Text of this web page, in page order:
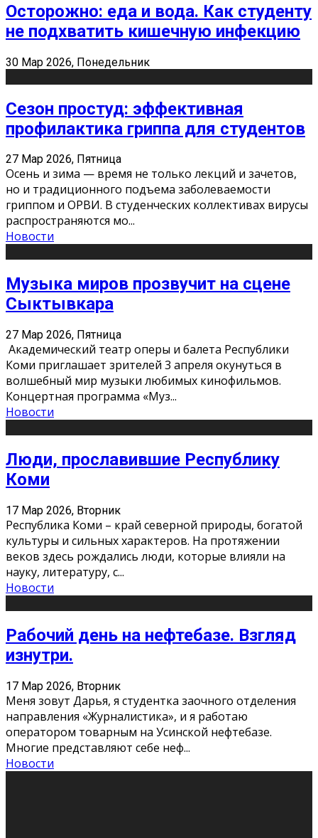
Осторожно: еда и вода. Как студенту
не подхватить кишечную инфекцию
30 Мар 2026, Понедельник
Сезон простуд: эффективная
профилактика гриппа для студентов
27 Мар 2026, Пятница
Осень и зима — время не только лекций и зачетов,
но и традиционного подъема заболеваемости
гриппом и ОРВИ. В студенческих коллективах вирусы
распространяются мо...
Новости
Музыка миров прозвучит на сцене
Сыктывкара
27 Мар 2026, Пятница
Академический театр оперы и балета Республики
Коми приглашает зрителей 3 апреля окунуться в
волшебный мир музыки любимых кинофильмов.
Концертная программа «Муз...
Новости
Люди, прославившие Республику
Коми
17 Мар 2026, Вторник
Республика Коми – край северной природы, богатой
культуры и сильных характеров. На протяжении
веков здесь рождались люди, которые влияли на
науку, литературу, с...
Новости
Рабочий день на нефтебазе. Взгляд
изнутри.
17 Мар 2026, Вторник
Меня зовут Дарья, я студентка заочного отделения
направления «Журналистика», и я работаю
оператором товарным на Усинской нефтебазе.
Многие представляют себе неф...
Новости